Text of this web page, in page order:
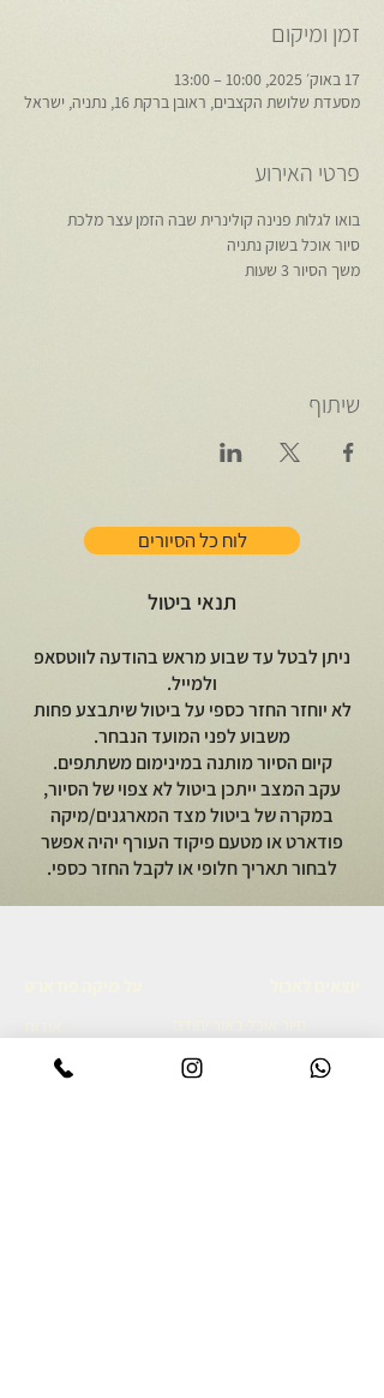
זמן ומיקום
17 באוק׳ 2025, 10:00 – 13:00
מסעדת שלושת הקצבים, ראובן ברקת 16, נתניה, ישראל
פרטי האירוע
בואו לגלות פנינה קולינרית שבה הזמן עצר מלכת
סיור אוכל בשוק נתניה
משך הסיור 3 שעות
שיתוף
לוח כל הסיורים
תנאי ביטול
ניתן לבטל עד שבוע מראש בהודעה לווטסאפ
ולמייל.
לא יוחזר החזר כספי על ביטול שיתבצע פחות
משבוע לפני המועד הנבחר.
קיום הסיור מותנה במינימום משתתפים.
עקב המצב ייתכן ביטול לא צפוי של הסיור,
במקרה של ביטול מצד המארגנים/מיקה
פודארט או מטעם פיקוד העורף יהיה אפשר
לבחור תאריך חלופי או לקבל החזר כספי.
מתכונים גאורגים סיור קולינרי ברמת הגולן